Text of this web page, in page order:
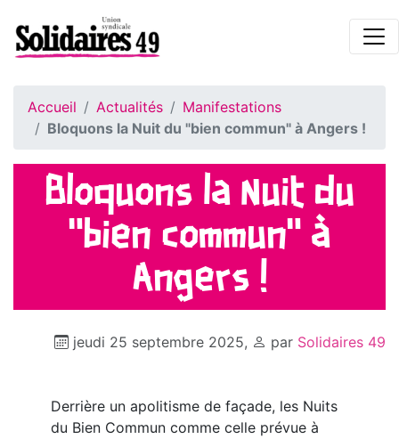
Accueil Actualités
Manifestations
Bloquons la Nuit du "bien commun" à Angers !
Bloquons la Nuit du
"bien commun" à
Angers !
jeudi 25 septembre 2025, par Solidaires 49
Derrière un apolitisme de façade, les Nuits
du Bien Commun comme celle prévue à